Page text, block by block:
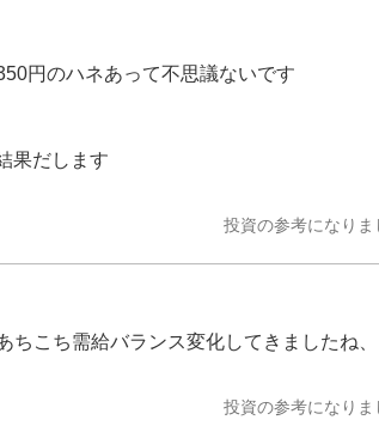
円のハネあって不思議ないです
果だします
投資の参考になりま
ちこち需給バランス変化してきましたね
投資の参考になりま